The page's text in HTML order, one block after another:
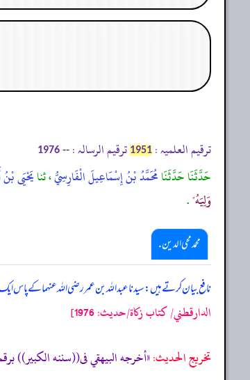
ترقیم العلمیہ : 1951 ترقیم الرسالہ : --
1976
حَدَّثَنَا حَدَّثَنَامُحَمَّدُ بْنُ إِسْمَاعِيلَ الْفَارِسِيُّ، ثنايَحْيَى
وَلِيَهُ".
محمد محی الدین .
نافع بیان کرتے ہیں: سیدنا عبداللہ بن عمر رضی اللہ عنہما کے
الدارقطني/ كتاب زكاة/حدیث: 1976]
تخریج الحدیث:«أخرجه البيهقي فى((سننه الكبير)) برقم: 7441، 7716، 11098، 11099، 11722، 12800، والدارقطني فى ((سننه)) برقم: 1976، 1978، وعبد الرزاق فى ((مصنفه))